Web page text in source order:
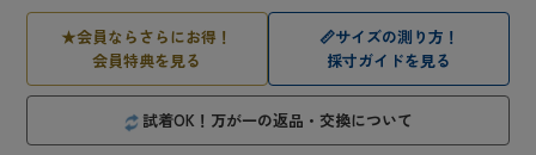
★会員ならさらにお得！
会員特典を見る
📏サイズの測り方！
採寸ガイドを見る
試着OK！万が一の返品・交換について